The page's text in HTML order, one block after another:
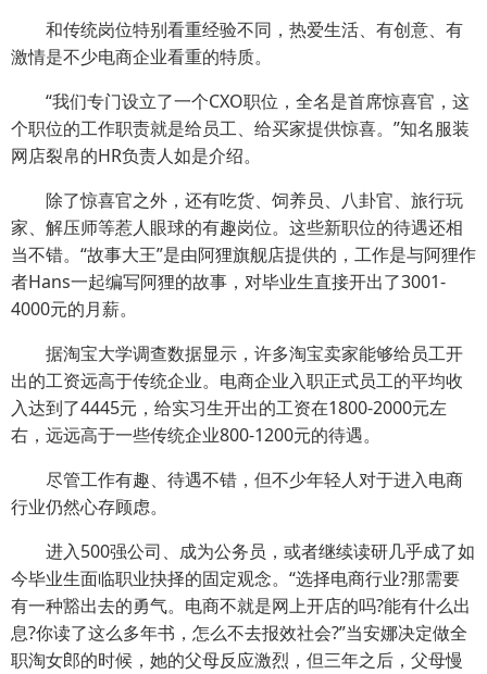
和传统岗位特别看重经验不同，热爱生活、有创意、有
激情是不少电商企业看重的特质。
“我们专门设立了一个CXO职位，全名是首席惊喜官，这
个职位的工作职责就是给员工、给买家提供惊喜。”知名服装
网店裂帛的HR负责人如是介绍。
除了惊喜官之外，还有吃货、饲养员、八卦官、旅行玩
家、解压师等惹人眼球的有趣岗位。这些新职位的待遇还相
当不错。“故事大王”是由阿狸旗舰店提供的，工作是与阿狸作
者Hans一起编写阿狸的故事，对毕业生直接开出了3001-
4000元的月薪。
据淘宝大学调查数据显示，许多淘宝卖家能够给员工开
出的工资远高于传统企业。电商企业入职正式员工的平均收
入达到了4445元，给实习生开出的工资在1800-2000元左
右，远远高于一些传统企业800-1200元的待遇。
尽管工作有趣、待遇不错，但不少年轻人对于进入电商
行业仍然心存顾虑。
进入500强公司、成为公务员，或者继续读研几乎成了如
今毕业生面临职业抉择的固定观念。“选择电商行业?那需要
有一种豁出去的勇气。电商不就是网上开店的吗?能有什么出
息?你读了这么多年书，怎么不去报效社会?”当安娜决定做全
职淘女郎的时候，她的父母反应激烈，但三年之后，父母慢